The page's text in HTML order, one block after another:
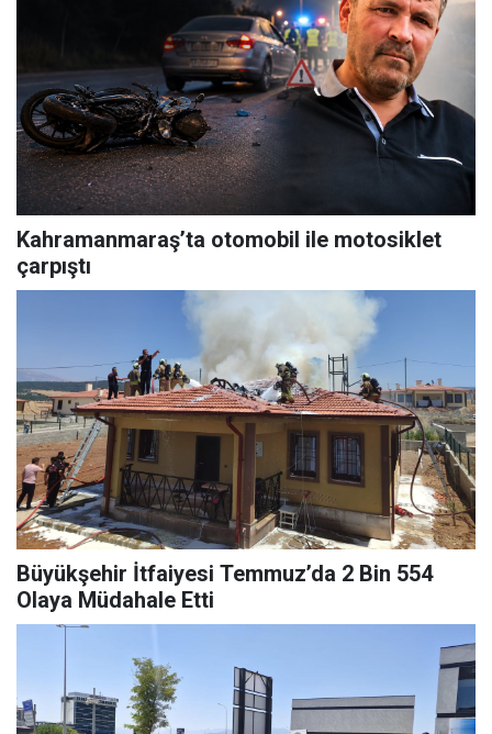
Kahramanmaraş’ta otomobil ile motosiklet
çarpıştı
Büyükşehir İtfaiyesi Temmuz’da 2 Bin 554
Olaya Müdahale Etti